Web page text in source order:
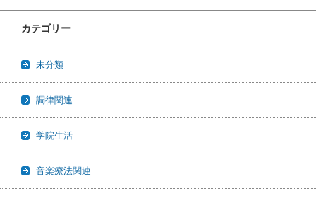
カテゴリー
未分類
調律関連
学院生活
音楽療法関連